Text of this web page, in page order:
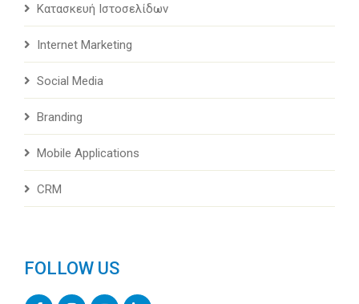
Κατασκευή Ιστοσελίδων
Internet Marketing
Social Media
Branding
Mobile Applications
CRM
FOLLOW US